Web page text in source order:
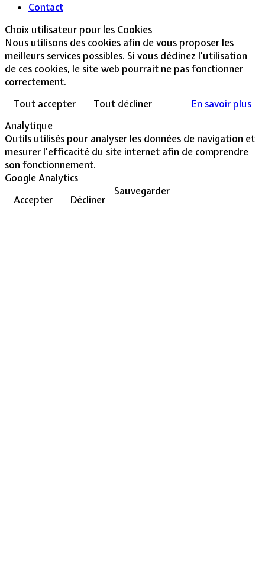
Contact
Choix utilisateur pour les Cookies
Nous utilisons des cookies afin de vous proposer les
meilleurs services possibles. Si vous déclinez l'utilisation
de ces cookies, le site web pourrait ne pas fonctionner
correctement.
Tout accepter
Tout décliner
En savoir plus
Analytique
Outils utilisés pour analyser les données de navigation et
mesurer l'efficacité du site internet afin de comprendre
son fonctionnement.
Google Analytics
Accepter
Décliner
Sauvegarder